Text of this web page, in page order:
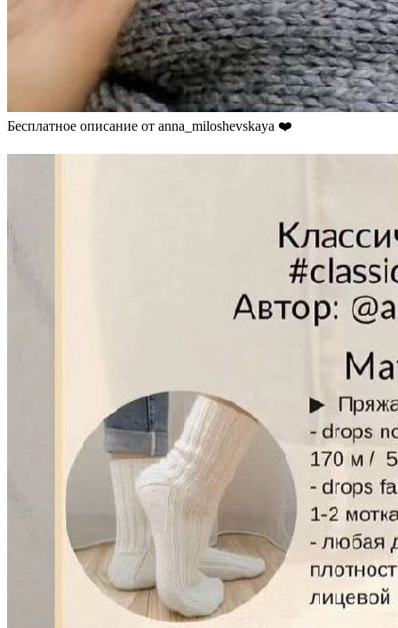
Бесплатное описание от anna_miloshevskaya ❤️